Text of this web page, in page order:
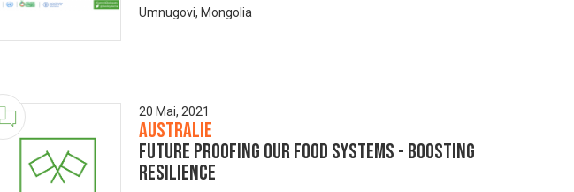
Umnugovi, Mongolia
20 Mai, 2021
Australie
Future proofing our food systems - boosting
resilience